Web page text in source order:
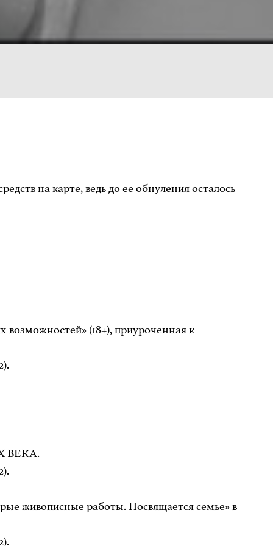
на карте, ведь до ее обнуления осталось
возможностей» (18+), приуроченная к
ВЕКА.
живописные работы. Посвящается семье» в